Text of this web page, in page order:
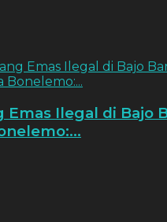
Emas Ilegal di Bajo
Bonelemo:...
Emas Ilegal di Bajo